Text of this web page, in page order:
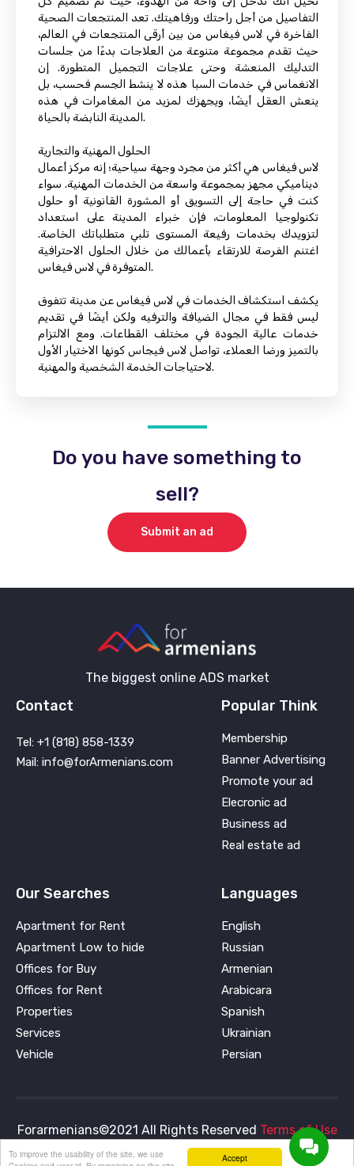
التفاصيل من أجل راحتك ورفاهيتك. تعد المنتجعات الصحية
الفاخرة في لاس فيغاس من بين أرقى المنتجعات في العالم،
حيث تقدم مجموعة متنوعة من العلاجات بدءًا من جلسات
التدليك المنعشة وحتى علاجات التجميل المتطورة. إن
الانغماس في خدمات السبا هذه لا ينشط الجسم فحسب، بل
ينعش العقل أيضًا، ويجهزك لمزيد من المغامرات في هذه
المدينة النابضة بالحياة.
الحلول المهنية والتجارية
لاس فيغاس هي أكثر من مجرد وجهة سياحية؛ إنه مركز أعمال
ديناميكي مجهز بمجموعة واسعة من الخدمات المهنية. سواء
كنت في حاجة إلى التسويق أو المشورة القانونية أو حلول
تكنولوجيا المعلومات، فإن خبراء المدينة على استعداد
لتزويدك بخدمات رفيعة المستوى تلبي متطلباتك الخاصة.
اغتنم الفرصة للارتقاء بأعمالك من خلال الحلول الاحترافية
المتوفرة في لاس فيغاس.
يكشف استكشاف الخدمات في لاس فيغاس عن مدينة تتفوق
ليس فقط في مجال الضيافة والترفيه ولكن أيضًا في تقديم
خدمات عالية الجودة في مختلف القطاعات. ومع الالتزام
بالتميز ورضا العملاء، تواصل لاس فيجاس كونها الاختيار الأول
لاحتياجات الخدمة الشخصية والمهنية.
Do you have something to
sell?
Submit an ad
The biggest online ADS market
Contact
Tel: +1 (818) 858-1339
Mail: info@forArmenians.com
Popular Think
Membership
Banner Advertising
Promote your ad
Elecronic ad
Business ad
Real estate ad
Our Searches
Apartment for Rent
Apartment Low to hide
Offices for Buy
Offices for Rent
Properties
Services
Vehicle
Languages
English
Russian
Armenian
Arabicara
Spanish
Ukrainian
Persian
Forarmenians©2021 All Rights Reserved Terms of Use
and Privacy PolicyAccept
To improve the usability of the site, we use